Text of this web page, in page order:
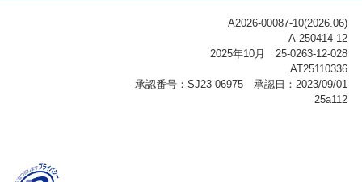
ご契約状態・ご利用履歴インターネット利用時の行動に
関する情報、アプリケーション利用時の行動に関する情
報、購入されたサービスや商品の名称・購入場所・決済
に関する情報、アンケートの回答に関する情報などが含
名、住所、生年月日、性別、保険契約者と被保険者の関